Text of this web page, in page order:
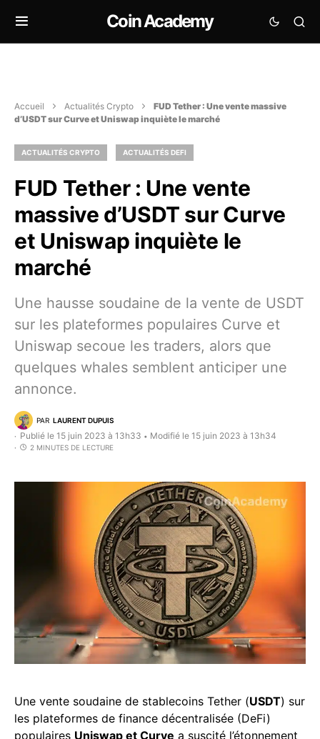
Coin Academy
Accueil Actualités Crypto
FUD Tether : Une vente massive
d’USDT sur Curve et Uniswap inquiète le marché
ACTUALITÉS CRYPTO ACTUALITÉS DEFI
FUD Tether : Une vente
massive d’USDT sur Curve
et Uniswap inquiète le
marché
Une hausse soudaine de la vente de USDT
sur les plateformes populaires Curve et
Uniswap secoue les traders, alors que
quelques whales semblent anticiper une
annonce.
PAR LAURENT DUPUIS
Publié le 15 juin 2023 à 13h33 • Modifié le 15 juin 2023 à 13h34
2 MINUTES DE LECTURE
Une vente soudaine de stablecoins Tether (USDT) sur
les plateformes de finance décentralisée (DeFi)
populaires Uniswap et Curve a suscité l’étonnement